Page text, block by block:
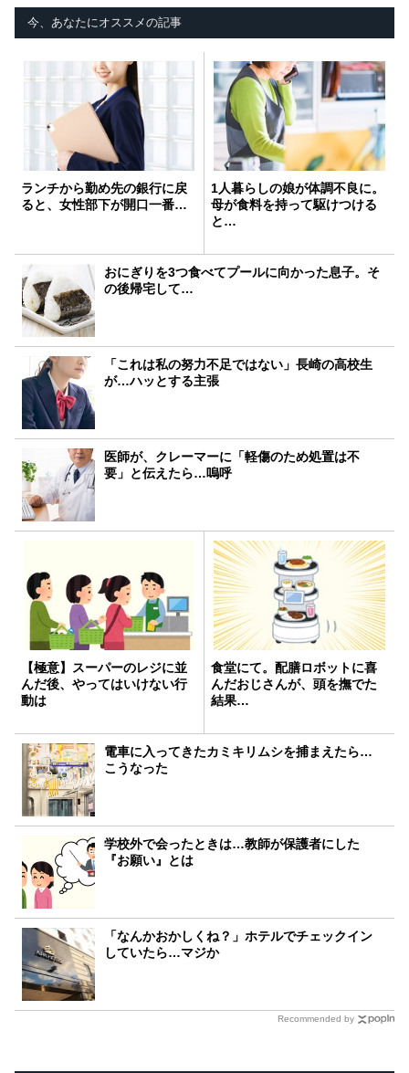
今、あなたにオススメの記事
ランチから勤め先の銀行に戻
ると、女性部下が開口一番…
1人暮らしの娘が体調不良に。
母が食料を持って駆けつける
と…
おにぎりを3つ食べてプールに向かった息子。そ
の後帰宅して…
「これは私の努力不足ではない」長崎の高校生
が…ハッとする主張
医師が、クレーマーに「軽傷のため処置は不
要」と伝えたら…嗚呼
【極意】スーパーのレジに並
んだ後、やってはいけない行
動は
食堂にて。配膳ロボットに喜
んだおじさんが、頭を撫でた
結果…
電車に入ってきたカミキリムシを捕まえたら…
こうなった
学校外で会ったときは…教師が保護者にした
『お願い』とは
「なんかおかしくね？」ホテルでチェックイン
していたら…マジか
Recommended by